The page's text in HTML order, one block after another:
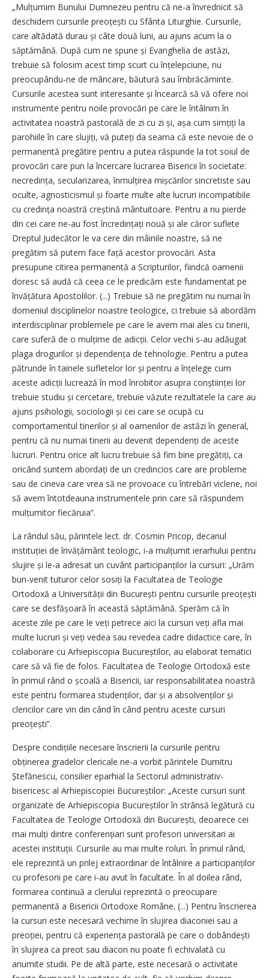
„Mulțumim Bunului Dumnezeu pentru că ne-a învrednicit să
deschidem cursurile preoțești cu Sfânta Liturghie. Cursurile,
care altădată durau și câte două luni, au ajuns acum la o
săptămână. După cum ne spune și Evanghelia de astăzi,
trebuie să folosim acest timp scurt cu înțelepciune, nu
preocupându-ne de mâncare, băutură sau îmbrăcăminte.
Cursurile acestea sunt interesante și încearcă să vă ofere noi
instrumente pentru noile provocări pe care le întâlnim în
activitatea noastră pastorală de zi cu zi și, așa cum simțiți la
parohiile în care slujiți, vă puteți da seama că este nevoie de o
permanentă pregătire pentru a putea răspunde la tot soiul de
provocări care pun la încercare lucrarea Bisericii în societate:
necre­dința, secularizarea, înmulțirea mișcă­rilor sincretiste sau
oculte, agnos­ticismul și foarte multe alte lucruri incompatibile
cu credința noastră creștină mântuitoare. Pentru a nu pierde
din cei care ne-au fost în­cre­din­țați nouă și ale căror suflete
Dreptul Judecător le va cere din mâinile noastre, să ne
pregătim să putem face față acestor provocări. Asta
presupune citirea permanentă a Scripturilor, fiindcă oamenii
doresc să audă că ceea ce le predicăm este fundamentat pe
învățătura Apostolilor. (...) Trebuie să ne pregătim nu numai în
domeniul disciplinelor noastre teologice, ci trebuie să abordăm
interdisciplinar problemele pe care le avem mai ales cu tinerii,
care suferă de o mulțime de adicții. Celor vechi s-au adăugat
plaga drogurilor și dependența de tehnologie. Pentru a putea
pătrunde în tainele sufletelor lor și pentru a înțelege cum
aceste adicții lucrează în mod înrobitor asupra conștiinței lor
trebuie studiu și cercetare, trebuie văzute rezultatele la care au
ajuns psihologii, sociologii și cei care se ocupă cu
comportamentul tinerilor și al oamenilor de astăzi în ge­neral,
pentru că nu numai tinerii au devenit dependenți de aceste
lucruri. Pentru orice alt lucru trebuie să fim bine pregătiți, ca
oricând suntem abor­dați de un credincios care are probleme
sau de cineva care vrea să ne provoace cu întrebări viclene, noi
să avem întotdeauna instrumentele prin care să răspundem
mulțumitor fiecăruia”.
La rândul său, părintele lect. dr. Cosmin Pricop, decanul
instituției de învățământ teologic, i-a mulțumit ierarhului pentru
slujire și le-a adresat un cuvânt participanților la cursuri: „Urăm
bun-venit tuturor celor sosiți la Facultatea de Teologie
Ortodoxă a Universi­tății din București pentru cursurile preoțești
care se desfășoară în această săptămână. Sperăm că în
aceste zile pe care le veți petrece aici la cursuri veți afla mai
multe lucruri și veți vedea sau revedea cadre didactice care, în
colaborare cu Arhiepiscopia Bucu­reștilor, au elaborat tematici
care să vă fie de folos. Facultatea de Teologie Ortodoxă este
în primul rând o școală a Bisericii, iar responsabilitatea noastră
este pentru formarea stu­denților, dar și a absolvenților și
clericilor care vin din când în când pentru aceste cursuri
preoțești”.
Despre condițiile necesare înscrierii la cursurile pentru
obținerea gradelor clericale ne-a vorbit părintele Dumitru
Ștefănescu, consilier eparhial la Sectorul administrativ-
bisericesc al Arhiepiscopiei Bucureștilor: „Aceste cursuri sunt
organizate de Arhiepiscopia Bucureștilor în strânsă legătură cu
Facultatea de Teologie Ortodoxă din București, deoarece cei
mai mulți dintre con­fe­ren­țiari sunt profesori universitari ai
acestei instituții. Cursurile au mai multe roluri. În primul rând,
ele reprezintă un prilej extraordinar de întâlnire a participanților
cu profesorii pe care i-au avut în facultate. În al doilea rând,
formarea continuă a clerului reprezintă o preocupare
permanentă a Bisericii Ortodoxe Române. (...) Pentru înscrierea
la cursuri este necesară vechime în slujirea diaconiei sau a
preoției, pentru că experiența pastorală pe care o dobândești
în slujirea ca preot sau diacon nu poate fi echivalată cu
anumite studii. Pe de altă parte, este necesară o activitate